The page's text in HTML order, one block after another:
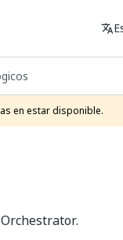
translate
en estar disponible.